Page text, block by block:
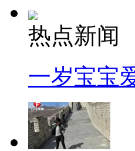
热点新闻
一岁宝宝